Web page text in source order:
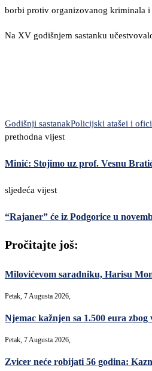
borbi protiv organizovanog kriminala
Na XV godišnjem sastanku
Godišnji sastanakPolicijski atašei i
prethodna vijest
Minić: Stojimo uz prof. Vesnu
sljedeća vijest
“Rajaner” će iz Podgorice u
Pročitajte još:
Milovićevom saradniku, Harisu
Petak, 7 Augusta 2026,
Njemac kažnjen sa 1.500 eura
Petak, 7 Augusta 2026,
Zvicer neće robijati 56 godina: